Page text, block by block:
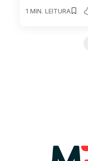
1 MIN. LEITURA